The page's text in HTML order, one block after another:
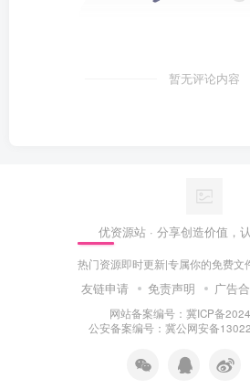
暂无评论内容
优资源站 · 分享创造价值，
热门资源即时更新|专属你的免费文
友链申请 免责声明 广告
网站备案编号：冀ICP备
公安备案编号：冀公网安备